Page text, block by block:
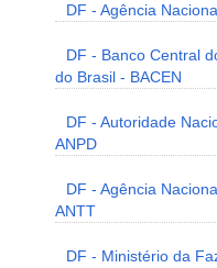
DF - Agência
DF - Banco Central
do Brasil - BACEN
DF - Autoridade
ANPD
DF - Agência
ANTT
DF - Ministério da